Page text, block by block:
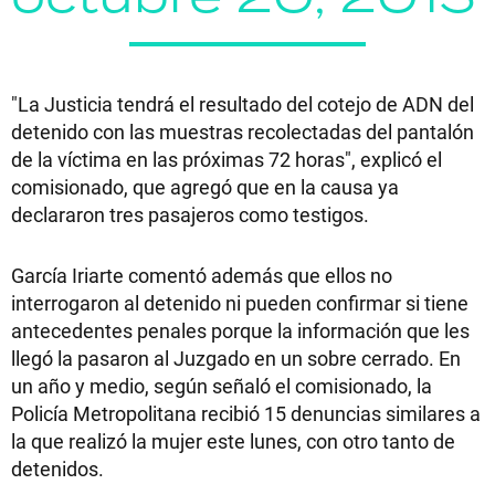
"La Justicia tendrá el resultado del cotejo de ADN del
detenido con las muestras recolectadas del pantalón
de la víctima en las próximas 72 horas", explicó el
comisionado, que agregó que en la causa ya
declararon tres pasajeros como testigos.
García Iriarte comentó además que ellos no
interrogaron al detenido ni pueden confirmar si tiene
antecedentes penales porque la información que les
llegó la pasaron al Juzgado en un sobre cerrado. En
un año y medio, según señaló el comisionado, la
Policía Metropolitana recibió 15 denuncias similares a
la que realizó la mujer este lunes, con otro tanto de
detenidos.